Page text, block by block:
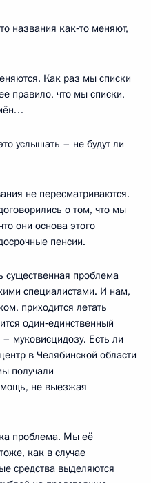
названия как‑то меняют,
Как раз мы списки
правило, что мы списки,
услышать – не будут ли
не пересматриваются.
о том, что мы
они основа этого
пенсии.
существенная проблема
специалистами. И нам,
приходится летать
один‑единственный
муковисцидозу. Есть ли
в Челябинской области
получали
не выезжая
проблема. Мы её
как в случае
средства выделяются